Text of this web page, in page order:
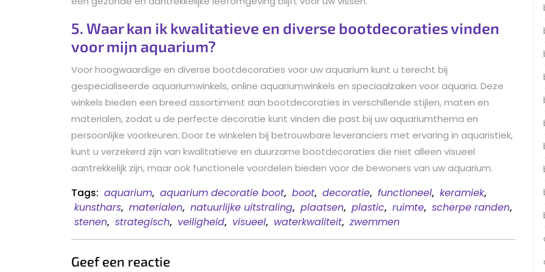
5. Waar kan ik kwalitatieve en diverse bootdecoraties vinden
voor mijn aquarium?
Voor hoogwaardige en diverse bootdecoraties voor uw aquarium kunt u terecht bij
gespecialiseerde aquariumwinkels, online aquariumwinkels en speciaalzaken voor aquaria. Deze
winkels bieden een breed assortiment aan bootdecoraties in verschillende stijlen, maten en
materialen, zodat u de perfecte decoratie kunt vinden die past bij uw aquariumthema en
persoonlijke voorkeuren. Door te winkelen bij betrouwbare leveranciers met ervaring in aquaristiek,
kunt u verzekerd zijn van kwalitatieve en duurzame bootdecoraties die niet alleen visueel
aantrekkelijk zijn, maar ook functionele voordelen bieden voor de bewoners van uw aquarium.
Tags: aquarium, aquarium decoratie boot, boot, decoratie, functioneel, keramiek,
kunsthars, materialen, natuurlijke uitstraling, plaatsen, plastic, ruimte, scherpe randen,
stenen, strategisch, veiligheid, visueel, waterkwaliteit, zwemmen
Geef een reactie